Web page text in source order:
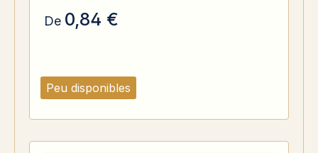
Peu disponibles
De 0,84 €